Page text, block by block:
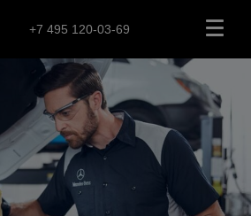
+7 495 120-03-69